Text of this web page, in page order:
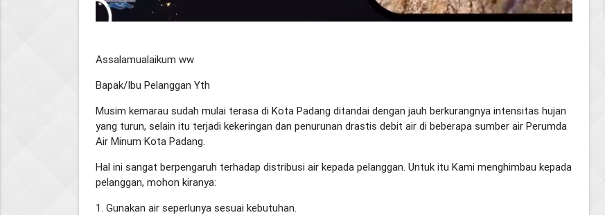
Assalamualaikum ww
Bapak/Ibu Pelanggan Yth
Musim kemarau sudah mulai terasa di Kota Padang ditandai dengan jauh berkurangnya intensitas hujan
yang turun, selain itu terjadi kekeringan dan penurunan drastis debit air di beberapa sumber air Perumda
Air Minum Kota Padang.
Hal ini sangat berpengaruh terhadap distribusi air kepada pelanggan. Untuk itu Kami menghimbau kepada
pelanggan, mohon kiranya:
1. Gunakan air seperlunya sesuai kebutuhan.